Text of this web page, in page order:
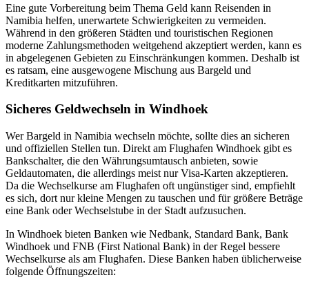
Eine gute Vorbereitung beim Thema Geld kann Reisenden in
Namibia helfen, unerwartete Schwierigkeiten zu vermeiden.
Während in den größeren Städten und touristischen Regionen
moderne Zahlungsmethoden weitgehend akzeptiert werden, kann es
in abgelegenen Gebieten zu Einschränkungen kommen. Deshalb ist
es ratsam, eine ausgewogene Mischung aus Bargeld und
Kreditkarten mitzuführen.
Sicheres Geldwechseln in Windhoek
Wer Bargeld in Namibia wechseln möchte, sollte dies an sicheren
und offiziellen Stellen tun. Direkt am Flughafen Windhoek gibt es
Bankschalter, die den Währungsumtausch anbieten, sowie
Geldautomaten, die allerdings meist nur Visa-Karten akzeptieren.
Da die Wechselkurse am Flughafen oft ungünstiger sind, empfiehlt
es sich, dort nur kleine Mengen zu tauschen und für größere Beträge
eine Bank oder Wechselstube in der Stadt aufzusuchen.
In Windhoek bieten Banken wie Nedbank, Standard Bank, Bank
Windhoek und FNB (First National Bank) in der Regel bessere
Wechselkurse als am Flughafen. Diese Banken haben üblicherweise
folgende Öffnungszeiten: